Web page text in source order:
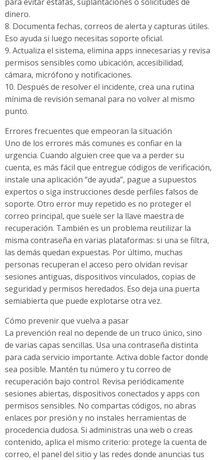
dinero.
8. Documenta fechas, correos de alerta y capturas útiles.
Eso ayuda si luego necesitas soporte oficial.
9. Actualiza el sistema, elimina apps innecesarias y revisa
permisos sensibles como ubicación, accesibilidad,
cámara, micrófono y notificaciones.
10. Después de resolver el incidente, crea una rutina
mínima de revisión semanal para no volver al mismo
punto.
Errores frecuentes que empeoran la situación
Uno de los errores más comunes es confiar en la
urgencia. Cuando alguien cree que va a perder su
cuenta, es más fácil que entregue códigos de verificación,
instale una aplicación “de ayuda”, pague a supuestos
expertos o siga instrucciones desde perfiles falsos de
soporte. Otro error muy repetido es no proteger el
correo principal, que suele ser la llave maestra de
recuperación. También es un problema reutilizar la
misma contraseña en varias plataformas: si una se filtra,
las demás quedan expuestas. Por último, muchas
personas recuperan el acceso pero olvidan revisar
sesiones antiguas, dispositivos vinculados, copias de
seguridad y permisos heredados. Eso deja una puerta
semiabierta que puede explotarse otra vez.
Cómo prevenir que vuelva a pasar
La prevención real no depende de un truco único, sino
de varias capas sencillas. Usa una contraseña distinta
para cada servicio importante. Activa doble factor donde
sea posible. Mantén tu número y tu correo de
recuperación bajo control. Revisa periódicamente
sesiones abiertas, dispositivos conectados y apps con
permisos sensibles. No compartas códigos, no abras
enlaces por presión y no instales herramientas de
procedencia dudosa. Si administras una web o creas
contenido, aplica el mismo criterio: protege la cuenta de
correo, el panel del sitio y las redes donde anuncias tus